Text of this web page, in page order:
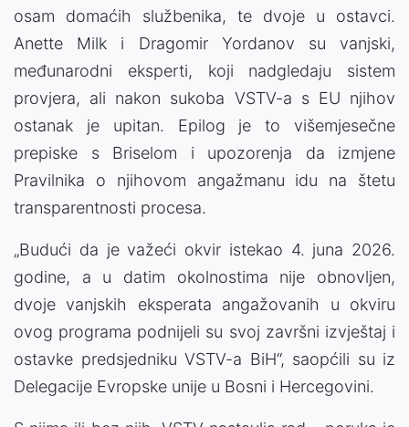
osam domaćih službenika, te dvoje u ostavci.
Anette Milk i Dragomir Yordanov su vanjski,
međunarodni eksperti, koji nadgledaju sistem
provjera, ali nakon sukoba VSTV-a s EU njihov
ostanak je upitan. Epilog je to višemjesečne
prepiske s Briselom i upozorenja da izmjene
Pravilnika o njihovom angažmanu idu na štetu
transparentnosti procesa.
„Budući da je važeći okvir istekao 4. juna 2026.
godine, a u datim okolnostima nije obnovljen,
dvoje vanjskih eksperata angažovanih u okviru
ovog programa podnijeli su svoj završni izvještaj i
ostavke predsjedniku VSTV-a BiH“, saopćili su iz
Delegacije Evropske unije u Bosni i Hercegovini.